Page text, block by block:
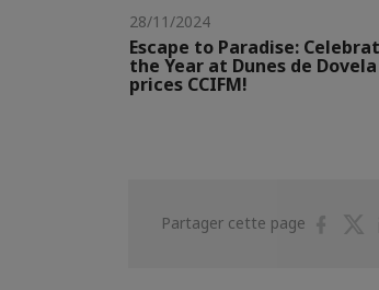
28/11/2024
Escape to Paradise:
the Year at Dunes de
prices CCIFM!
Partager cette page